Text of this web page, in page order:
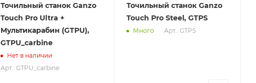
Точильный станок Ganzo
Touch Pro Ultra +
Мультикарабин (GTPU),
GTPU_carbine
Нет в наличии
Арт.: GTPU_carbine
Точильный станок Ganzo
Touch Pro Steel, GTPS
Много Арт.: GTPS